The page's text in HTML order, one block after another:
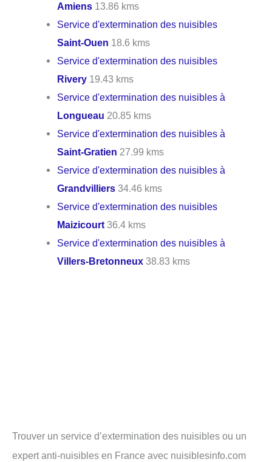
Amiens 13.86 kms
Service d'extermination des nuisibles
Saint-Ouen 18.6 kms
Service d'extermination des nuisibles
Rivery 19.43 kms
Service d'extermination des nuisibles à
Longueau 20.85 kms
Service d'extermination des nuisibles à
Saint-Gratien 27.99 kms
Service d'extermination des nuisibles à
Grandvilliers 34.46 kms
Service d'extermination des nuisibles
Maizicourt 36.4 kms
Service d'extermination des nuisibles à
Villers-Bretonneux 38.83 kms
Trouver un service d’extermination des nuisibles ou un
expert anti-nuisibles en France avec nuisiblesinfo.com